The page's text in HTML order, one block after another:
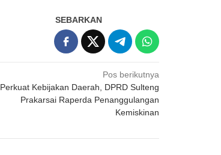
SEBARKAN
Pos berikutnya
Perkuat Kebijakan Daerah, DPRD Sulteng
Prakarsai Raperda Penanggulangan
Kemiskinan